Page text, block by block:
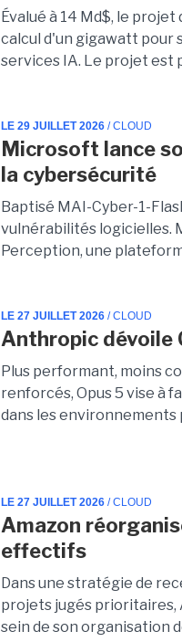
Évalué à 14 Md$, le
calcul d'un gigawatt pour
services IA. Le projet est
LE 29 JUILLET 2026 / CLOUD
Microsoft lance
la cybersécurité
Baptisé MAI-Cyber-1-
vulnérabilités logicielles.
Perception, une
LE 27 JUILLET 2026 / CLOUD
Anthropic dévoile
Plus performant, moins
renforcés, Opus 5 vise à
dans les environnements
LE 27 JUILLET 2026 / CLOUD
Amazon
effectifs
Dans une stratégie de
projets jugés prioritaires,
sein de son organisation